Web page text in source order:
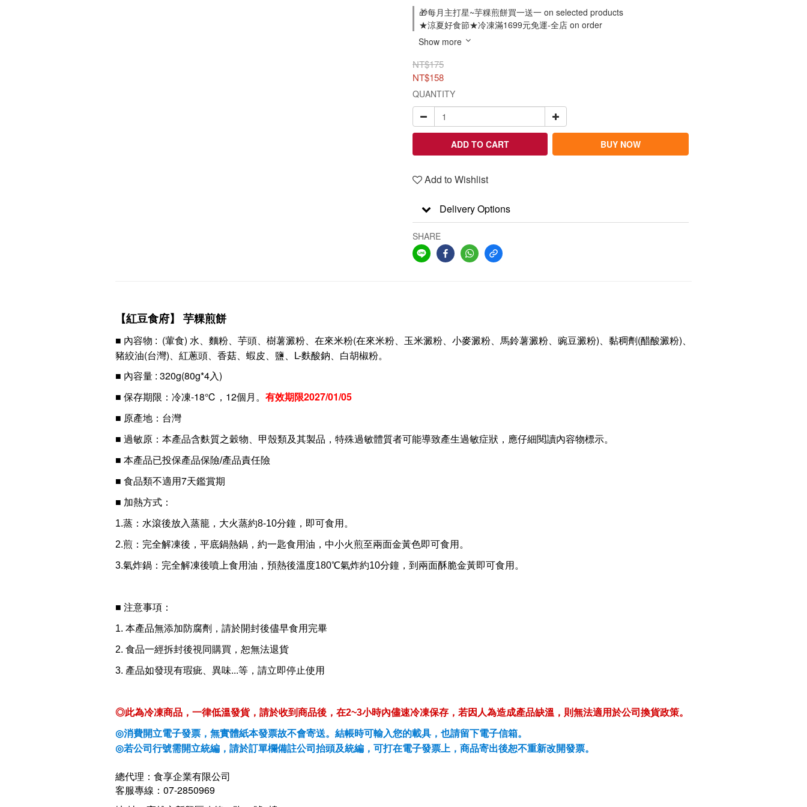
🎁每月主打星~芋粿煎餅買一送一 on selected products
★涼夏好食節★冷凍滿1699元免運-全店 on order
Show more
NT$175
NT$158
QUANTITY
ADD TO CART BUY NOW
Add to Wishlist
Delivery Options
SHARE
【紅豆食府】 芋粿煎餅
■ 內容物 : (葷食) 水、麵粉、芋頭、樹薯澱粉、在來米粉(在來米粉、玉米澱粉、小麥澱粉、馬鈴薯澱粉、豌豆澱粉)、黏稠劑(醋酸澱粉)、
豬絞油(台灣)、紅蔥頭、香菇、蝦皮、鹽、L-麩酸鈉、白胡椒粉。
■ 內容量 : 320g(80g*4入)
■ 保存期限： 冷凍-18℃，12個月。 有效期限2027/01/05
■ 原產地：台灣
■ 過敏原： 本產品含麩質之穀物、甲殼類及其製品，特殊過敏體質者可能導致產生過敏症狀，應仔細閱讀內容物標示。
■ 本產品已投保產品保險/產品責任險
■ 食品類不適用7天鑑賞期
■ 加熱方式 ：
1.蒸：水滾後放入蒸籠，大火蒸約8-10分鐘，即可食用。
2.煎：完全解凍後，平底鍋熱鍋，約一匙食用油，中小火煎至兩面金黃色即可食用。
3.氣炸鍋：完全解凍後噴上食用油，預熱後溫度180℃氣炸約10分鐘，到兩面酥脆金黃即可食用。
■ 注意事項：
1. 本產品無添加防腐劑，請於開封後儘早食用完畢
2. 食品一經拆封後視同購買，恕無法退貨
3. 產品如發現有瑕疵、異味...等，請立即停止使用
◎此為冷凍商品，一律低溫發貨，請於收到商品後，在2~3小時內儘速冷凍保存，若因人為造成產品缺溫，則無法適用於公司換貨政策。
◎消費開立電子發票，無實體紙本發票故不會寄送。結帳時可輸入您的載具，也請留下電子信箱。
◎若公司行號需開立統編，請於訂單欄備註公司抬頭及統編，可打在電子發票上，商品寄出後恕不重新改開發票。
總代理：食享企業有限公司
客服專線： 07-2850969